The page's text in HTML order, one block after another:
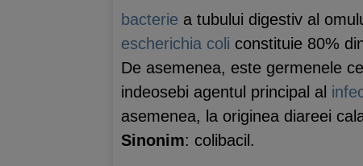
bacterie a tubului digestiv al
escherichia coli constituie 80%
De asemenea, este germenele
indeosebi agentul principal al
asemenea, la originea diareei
Sinonim: colibacil.